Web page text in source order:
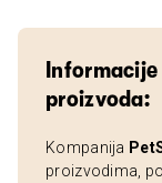
proizvoda:
Kompanija
proizvodima,